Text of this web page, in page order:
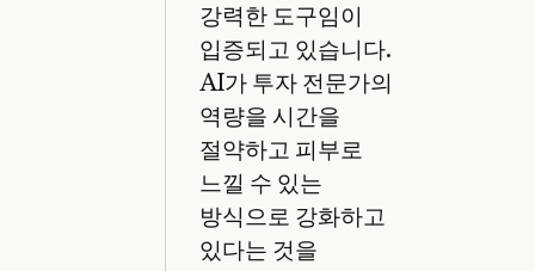
강력한 도구임이
입증되고 있습니다.
AI가 투자 전문가의
역량을 시간을
절약하고 피부로
느낄 수 있는
방식으로 강화하고
있다는 것을